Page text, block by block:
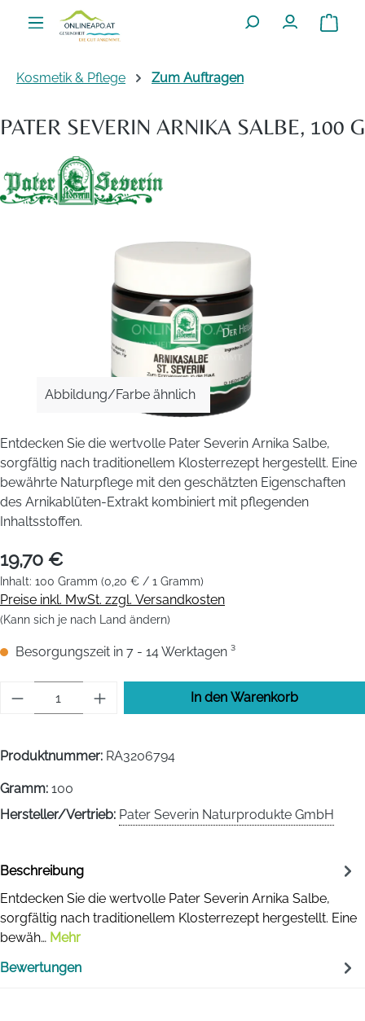
Zum Hauptinhalt springen
Kosmetik & Pflege Zum Auftragen
PATER SEVERIN ARNIKA SALBE, 100 G
Bildergalerie überspringen
Abbildung/Farbe ähnlich
Entdecken Sie die wertvolle Pater Severin Arnika Salbe,
sorgfältig nach traditionellem Klosterrezept hergestellt. Eine
bewährte Naturpflege mit den geschätzten Eigenschaften
des Arnikablüten-Extrakt kombiniert mit pflegenden
Inhaltsstoffen.
19,70 €
Inhalt: 100 Gramm (0,20 € / 1 Gramm)
Preise inkl. MwSt. zzgl. Versandkosten
(Kann sich je nach Land ändern)
Besorgungszeit in 7 - 14 Werktagen ³
Produkt Anzahl: Gib den gewünschten
In den Warenkorb
Produktnummer: RA3206794
Gramm: 100
Hersteller/Vertrieb: Pater Severin Naturprodukte GmbH
Beschreibung
Entdecken Sie die wertvolle Pater Severin Arnika Salbe,
sorgfältig nach traditionellem Klosterrezept hergestellt. Eine
bewäh… Mehr
Bewertungen